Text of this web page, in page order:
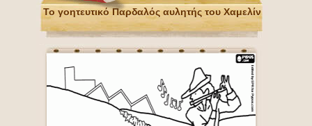
Το γοητευτικό Παρδαλός αυλητής του Χαμελίν